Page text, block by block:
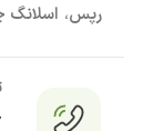
رپس، اسلانگ